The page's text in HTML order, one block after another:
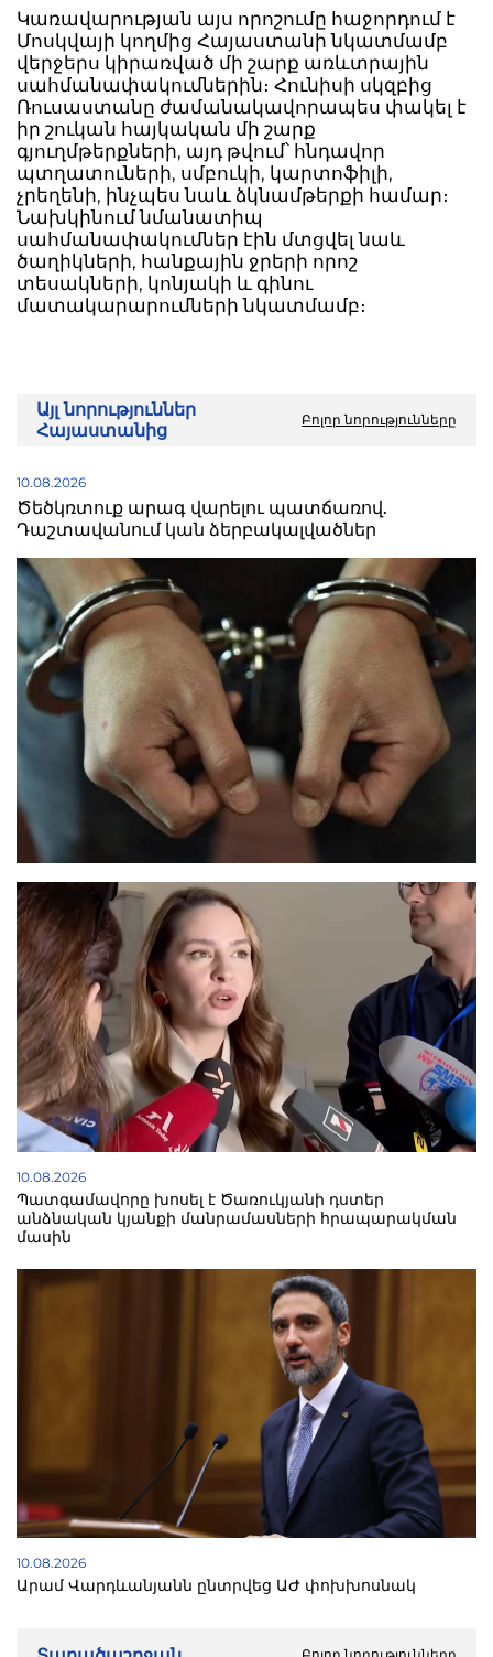
Կառավարության այս որոշումը հաջորդում է
Մոսկվայի կողմից Հայաստանի նկատմամբ
վերջերս կիրառված մի շարք առևտրային
սահմանափակումներին։ Հունիսի սկզբից
Ռուսաստանը ժամանակավորապես փակել է
իր շուկան հայկական մի շարք
գյուղմթերքների, այդ թվում՝ հնդավոր
պտղատուների, սմբուկի, կարտոֆիլի,
չրեղենի, ինչպես նաև ձկնամթերքի համար։
Նախկինում նմանատիպ
սահմանափակումներ էին մտցվել նաև
ծաղիկների, հանքային ջրերի որոշ
տեսակների, կոնյակի և գինու
մատակարարումների նկատմամբ։
Այլ նորություններ
Հայաստանից
Բոլոր նորությունները
10.08.2026
Ծեծկռտուք արագ վարելու պատճառով.
Դաշտավանում կան ձերբակալվածներ
10.08.2026
Պատգամավորը խոսել է Ծառուկյանի դստեր
անձնական կյանքի մանրամասների հրապարակման
մասին
10.08.2026
Արամ Վարդևանյանն ընտրվեց ԱԺ փոխխոսնակ